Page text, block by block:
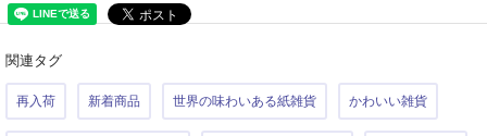
関連タグ
再入荷 新着商品 世界の味わいある紙雑貨 かわいい雑貨